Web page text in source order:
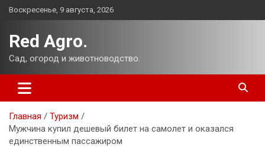
Перейти
Воскресенье, 9 августа, 2026
Red Agro.
Сад, огород и животноводство.
Главная
Туризм
Мужчина купил дешевый билет на самолет и оказался
единственным пассажиром